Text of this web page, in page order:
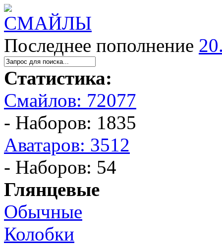
Последнее пополнение
Статистика:
Смайлов: 72077
- Наборов: 1835
Аватаров: 3512
- Наборов: 54
Глянцевые
Обычные
Колобки